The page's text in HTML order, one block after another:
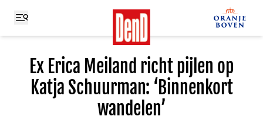
Ex Erica Meiland richt pijlen op
Katja Schuurman: ‘Binnenkort
wandelen’